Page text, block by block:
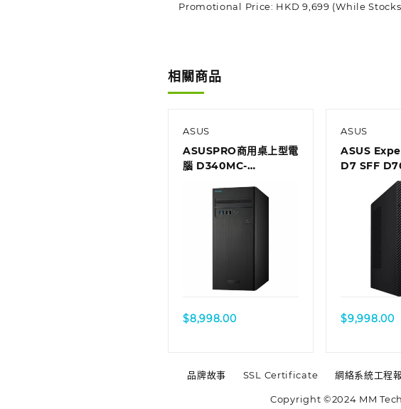
Promotional Price: HKD 9,699 (While Stocks
相關商品
ASUS
ASUSPRO商用桌上型電
腦 D340MC-
$8,998.00
ASUS
ASUS
D7 SFF
$9,998.00
品牌故事 SSL Certificate 網絡系統工程
Copyright ©2024 MM